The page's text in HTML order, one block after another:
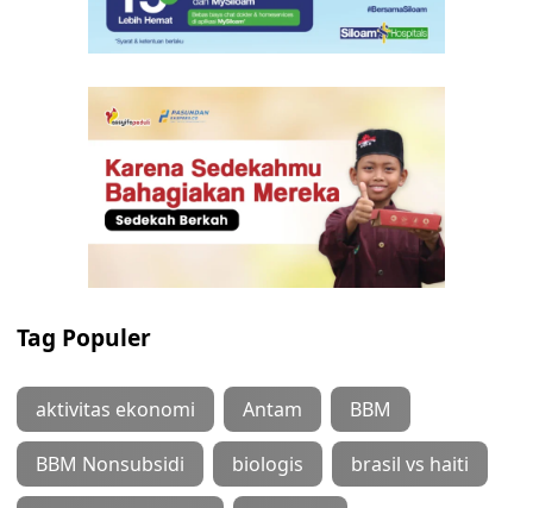
Tag Populer
aktivitas ekonomi Antam BBM
BBM Nonsubsidi biologis brasil vs haiti